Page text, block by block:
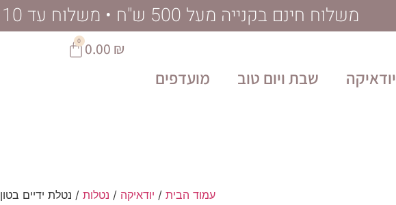
משלוח חינם בקנייה מעל 500 ש"ח • משלוח עד 10 ימי עסקים
יודאיקה שבת ויום טוב מועדפים
0.00 ₪
0
עמוד הבית/ יודאיקה / נטלות/ נטלת ידיים בטון